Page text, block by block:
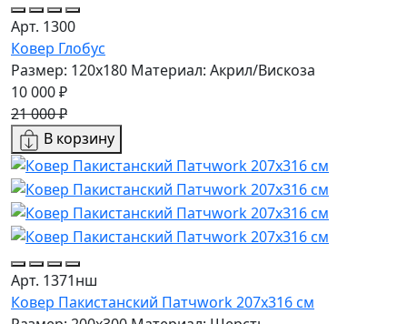
Арт. 1300
Ковер Глобус
Размер: 120x180 Материал: Акрил/Вискоза
10 000 ₽
21 000 ₽
В корзину
Арт. 1371нш
Ковер Пакистанский Патчwork 207x316 см